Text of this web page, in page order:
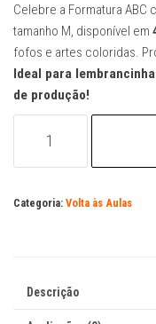
Celebre a Formatura ABC
tamanho M, disponível em
fofos e artes coloridas.
Ideal para
de produção!
Sacolinha
ABC
Categoria: Volta às Aulas
Descrição